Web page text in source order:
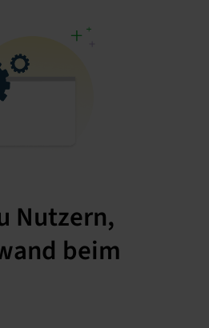
Nutzern,
beim